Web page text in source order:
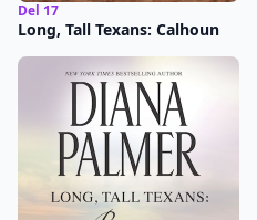
Del 17
Long, Tall Texans: Calhoun